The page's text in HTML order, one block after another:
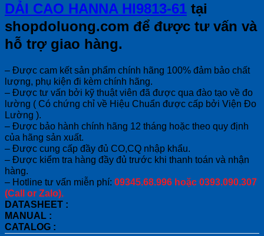
DẢI CAO HANNA HI9813-61 tại
shopdoluong.com để được tư vấn và
hỗ trợ giao hàng.
– Được cam kết sản phẩm chính hãng 100% đảm bảo chất
lượng, phụ kiện đi kèm chính hãng.
– Được tư vấn bởi kỹ thuật viên đã được qua đào tạo về đo
lường ( Có chứng chỉ về Hiệu Chuẩn được cấp bởi Viện Đo
Lường ).
– Được bảo hành chính hãng 12 tháng hoặc theo quy định
của hãng sản xuất.
– Được cung cấp đầy đủ CO,CQ nhập khẩu.
– Được kiểm tra hàng đầy đủ trước khi thanh toán và nhận
hàng.
– Hotline tư vấn miễn phí: 09345.68.996 hoặc 0393.090.307
(Call or Zalo).
DATASHEET :
MANUAL :
CATALOG :